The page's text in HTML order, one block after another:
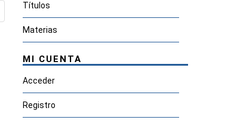
Títulos
Materias
MI CUENTA
Acceder
Registro